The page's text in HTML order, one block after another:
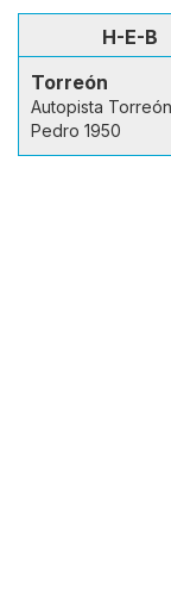
H-E-B
Torreón
Autopista
Pedro 1950